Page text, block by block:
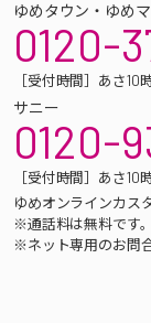
ゆめタウン・ゆめ
0120-
［受付時間］あさ10
サニー
0120-
［受付時間］あさ10
ゆめオンラインカス
※通話料は無料です。
※ネット専用のお問